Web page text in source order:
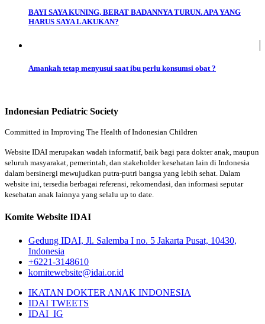
BAYI SAYA KUNING, BERAT BADANNYA TURUN. APA YANG
HARUS SAYA LAKUKAN?
Amankah tetap menyusui saat ibu perlu konsumsi obat ?
Indonesian Pediatric Society
Committed in Improving The Health of Indonesian Children
Website IDAI merupakan wadah informatif, baik bagi para dokter anak, maupun
seluruh masyarakat, pemerintah, dan stakeholder kesehatan lain di Indonesia
dalam bersinergi mewujudkan putra-putri bangsa yang lebih sehat. Dalam
website ini, tersedia berbagai referensi, rekomendasi, dan informasi seputar
kesehatan anak lainnya yang selalu up to date.
Komite Website IDAI
Gedung IDAI, Jl. Salemba I no. 5 Jakarta Pusat, 10430,
Indonesia
+6221-3148610
komitewebsite@idai.or.id
IKATAN DOKTER ANAK INDONESIA
IDAI TWEETS
IDAI_IG